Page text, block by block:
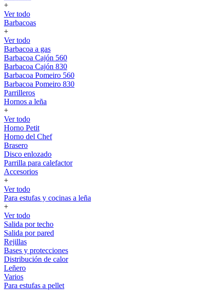
+
Ver todo
Barbacoas
+
Ver todo
Barbacoa a gas
Barbacoa Cajón 560
Barbacoa Cajón 830
Barbacoa Pomeiro 560
Barbacoa Pomeiro 830
Parrilleros
Hornos a leña
+
Ver todo
Horno Petit
Horno del Chef
Brasero
Disco enlozado
Parrilla para calefactor
Accesorios
+
Ver todo
Para estufas y cocinas a leña
+
Ver todo
Salida por techo
Salida por pared
Rejillas
Bases y protecciones
Distribución de calor
Leñero
Varios
Para estufas a pellet